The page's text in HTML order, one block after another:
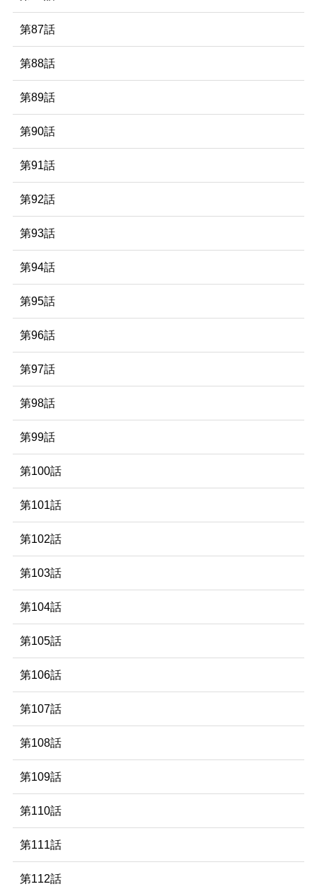
第87話
第88話
第89話
第90話
第91話
第92話
第93話
第94話
第95話
第96話
第97話
第98話
第99話
第100話
第101話
第102話
第103話
第104話
第105話
第106話
第107話
第108話
第109話
第110話
第111話
第112話